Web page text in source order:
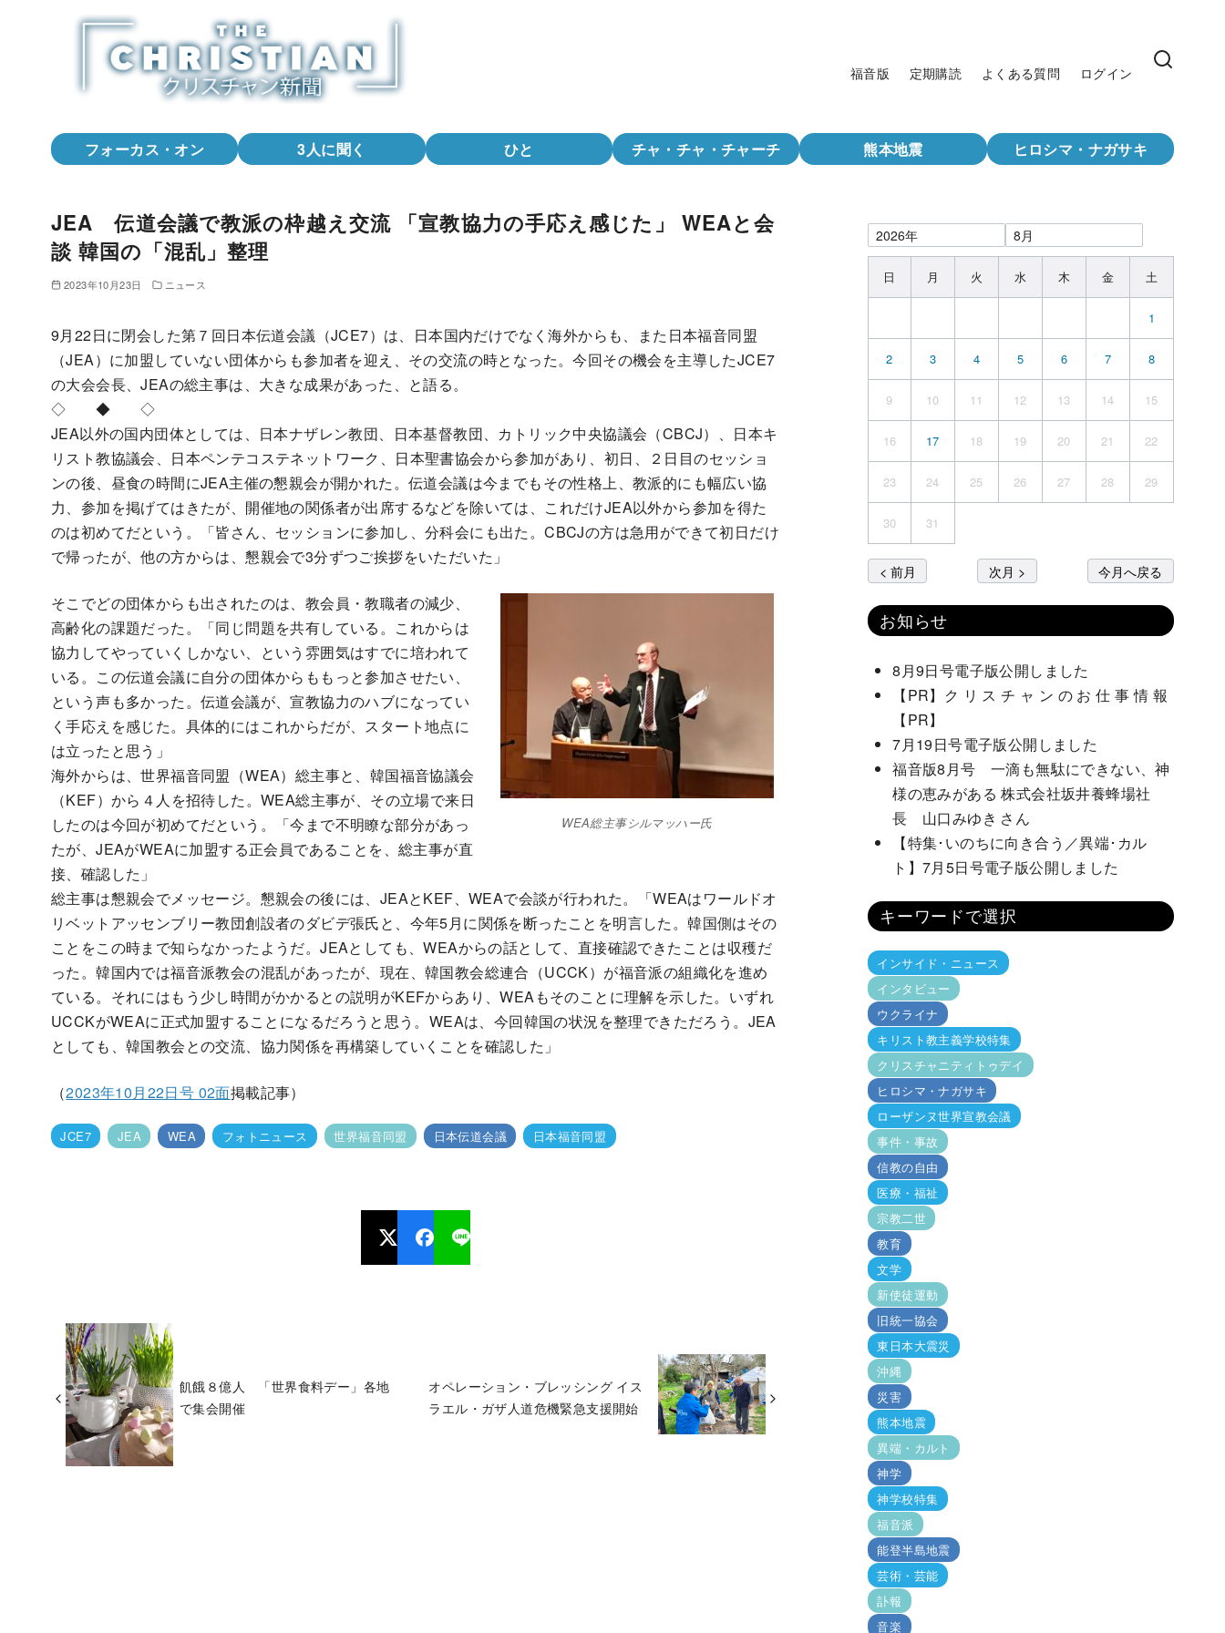
福音版 定期購読 よくある質問 ログイン
フォーカス・オン 3人に聞く ひと チャ・チャ・チャーチ 熊本地震 ヒロシマ・ナガサキ
JEA 伝道会議で教派の枠越え交流 「宣教協力の手応え感じた」 WEAと会
談 韓国の「混乱」整理
2023年10月23日 ニュース
9月22日に閉会した第７回日本伝道会議（JCE7）は、日本国内だけでなく海外からも、また日本福音同盟
（JEA）に加盟していない団体からも参加者を迎え、その交流の時となった。今回その機会を主導したJCE7
の大会会長、JEAの総主事は、大きな成果があった、と語る。
◇ ◆ ◇
JEA以外の国内団体としては、日本ナザレン教団、日本基督教団、カトリック中央協議会（CBCJ）、日本キ
リスト教協議会、日本ペンテコステネットワーク、日本聖書協会から参加があり、初日、２日目のセッショ
ンの後、昼食の時間にJEA主催の懇親会が開かれた。伝道会議は今までもその性格上、教派的にも幅広い協
力、参加を掲げてはきたが、開催地の関係者が出席するなどを除いては、これだけJEA以外から参加を得た
のは初めてだという。「皆さん、セッションに参加し、分科会にも出た。CBCJの方は急用ができて初日だけ
で帰ったが、他の方からは、懇親会で3分ずつご挨拶をいただいた」
WEA総主事シルマッハー氏
そこでどの団体からも出されたのは、教会員・教職者の減少、
高齢化の課題だった。「同じ問題を共有している。これからは
協力してやっていくしかない、という雰囲気はすでに培われて
いる。この伝道会議に自分の団体からももっと参加させたい、
という声も多かった。伝道会議が、宣教協力のハブになってい
く手応えを感じた。具体的にはこれからだが、スタート地点に
は立ったと思う」
海外からは、世界福音同盟（WEA）総主事と、韓国福音協議会
（KEF）から４人を招待した。WEA総主事が、その立場で来日
したのは今回が初めてだという。「今まで不明瞭な部分があっ
たが、JEAがWEAに加盟する正会員であることを、総主事が直
接、確認した」
総主事は懇親会でメッセージ。懇親会の後には、JEAとKEF、WEAで会談が行われた。「WEAはワールドオ
リベットアッセンブリー教団創設者のダビデ張氏と、今年5月に関係を断ったことを明言した。韓国側はその
ことをこの時まで知らなかったようだ。JEAとしても、WEAからの話として、直接確認できたことは収穫だ
った。韓国内では福音派教会の混乱があったが、現在、韓国教会総連合（UCCK）が福音派の組織化を進め
ている。それにはもう少し時間がかかるとの説明がKEFからあり、WEAもそのことに理解を示した。いずれ
UCCKがWEAに正式加盟することになるだろうと思う。WEAは、今回韓国の状況を整理できただろう。JEA
としても、韓国教会との交流、協力関係を再構築していくことを確認した」
（2023年10月22日号 02面掲載記事）
JCE7 JEA WEA フォトニュース 世界福音同盟 日本伝道会議 日本福音同盟
飢餓８億人 「世界食料デー」各地
で集会開催
オペレーション・ブレッシング イス
ラエル・ガザ人道危機緊急支援開始
日 月 火 水 木 金 土
1
2 3 4 5 6 7 8
9 10 11 12 13 14 15
16 17 18 19 20 21 22
23 24 25 26 27 28 29
30 31
< 前月 次月 > 今月へ戻る
お知らせ
8月9日号電子版公開しました
【PR】ク リ ス チ ャ ン の お 仕 事 情 報
【PR】
7月19日号電子版公開しました
福音版8月号 一滴も無駄にできない、神
様の恵みがある 株式会社坂井養蜂場社
長 山口みゆき さん
【特集･いのちに向き合う／異端･カル
ト】7月5日号電子版公開しました
キーワードで選択
インサイド・ニュース
インタビュー
ウクライナ
キリスト教主義学校特集
クリスチャニティトゥデイ
ヒロシマ・ナガサキ
ローザンヌ世界宣教会議
事件・事故
信教の自由
医療・福祉
宗教二世
教育
文学
新使徒運動
旧統一協会
東日本大震災
沖縄
災害
熊本地震
異端・カルト
神学
神学校特集
福音派
能登半島地震
芸術・芸能
訃報
音楽